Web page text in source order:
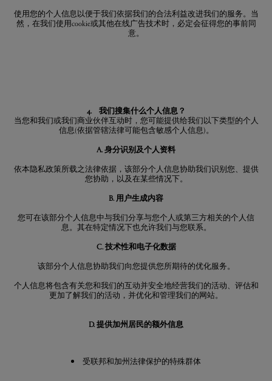
使用您的个人信息以便于我们依据我们的合法利益改进我们的服务。当
然，在我们使用cookie或其他在线广告技术时，必定会征得您的事前同
意。
4. 我们搜集什么个人信息？
当您和我们或我们商业伙伴互动时，您可能提供给我们以下类型的个人
信息(依据管辖法律可能包含敏感个人信息)。
A. 身分识别及个人资料
依本隐私政策所载之法律依据，该部分个人信息协助我们识别您、提供
您协助，以及在某些情况下。
B. 用户生成内容
您可在该部分个人信息中与我们分享与您个人或第三方相关的个人信
息。其在特定情况下也允许我们与您联系。
C. 技术性和电子化数据
该部分个人信息协助我们向您提供您所期待的优化服务。
个人信息将包含有关您和我们的互动并安全地经营我们的活动、评估和
更加了解我们的活动，并优化和管理我们的网站。
D. 提供加州居民的额外信息
受联邦和加州法律保护的特殊群体